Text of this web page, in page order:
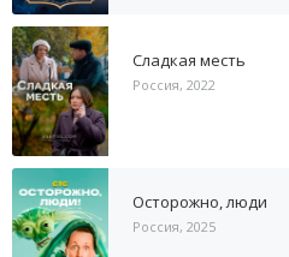
Сладкая месть
Россия, 2022
Осторожно, люди
Россия, 2025